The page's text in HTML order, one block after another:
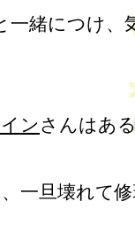
緒につけ、
ン さんはあ
一旦壊れて